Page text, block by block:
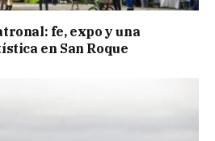
fe, expo y una
en San Roque